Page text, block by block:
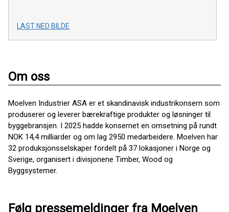
LAST NED BILDE
Om oss
Moelven Industrier ASA er et skandinavisk industrikonsern som
produserer og leverer bærekraftige produkter og løsninger til
byggebransjen. I 2025 hadde konsernet en omsetning på rundt
NOK 14,4 milliarder og om lag 2950 medarbeidere. Moelven har
32 produksjonsselskaper fordelt på 37 lokasjoner i Norge og
Sverige, organisert i divisjonene Timber, Wood og
Byggsystemer.
Følg pressemeldinger fra Moelven